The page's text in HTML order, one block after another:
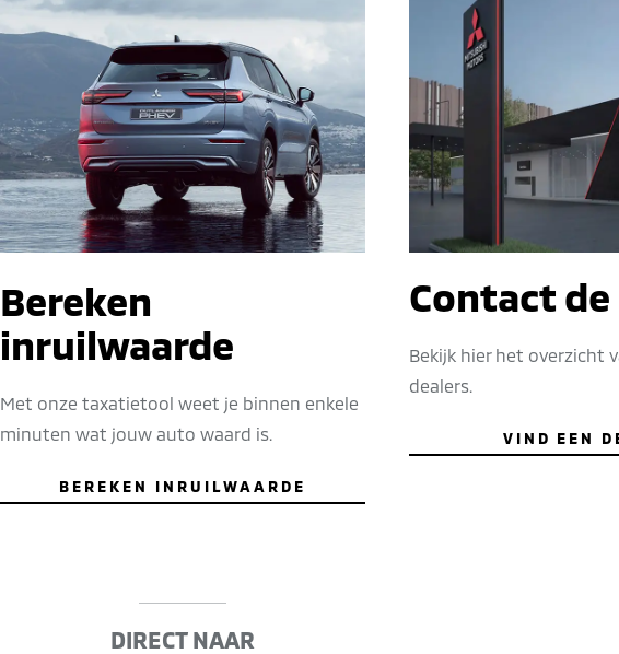
Bereken
inruilwaarde
Met onze taxatietool weet je binnen enkele
minuten wat jouw auto waard is.
BEREKEN INRUILWAARDE
Contact
Bekijk hier het overzicht
dealers.
VIND EEN
DIRECT NAAR